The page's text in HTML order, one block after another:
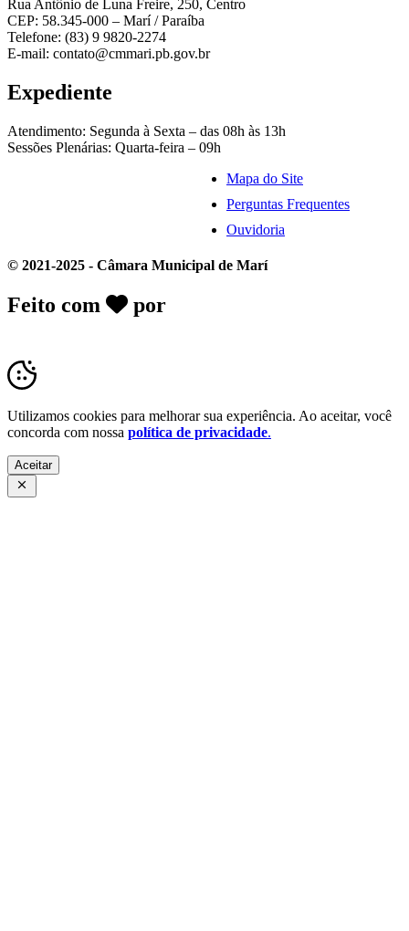
Rua Antônio de Luna Freire, 250, Centro
CEP: 58.345-000 – Marí / Paraíba
Telefone: (83) 9 9820-2274
E-mail: contato@cmmari.pb.gov.br
Expediente
Atendimento: Segunda à Sexta – das 08h às 13h
Sessões Plenárias: Quarta-feira – 09h
Mapa do Site
Perguntas Frequentes
Ouvidoria
© 2021-2025 - Câmara Municipal de Marí
Feito com por
Utilizamos cookies para melhorar sua experiência. Ao aceitar, você
concorda com nossa política de privacidade.
Aceitar